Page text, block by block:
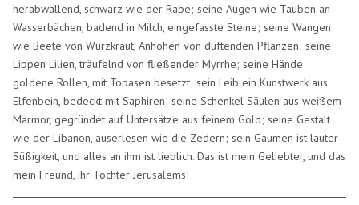
herabwallend, schwarz wie der Rabe; seine Augen wie Tauben an
Wasserbächen, badend in Milch, eingefasste Steine; seine Wangen
wie Beete von Würzkraut, Anhöhen von duftenden Pflanzen; seine
Lippen Lilien, träufelnd von fließender Myrrhe; seine Hände
goldene Rollen, mit Topasen besetzt; sein Leib ein Kunstwerk aus
Elfenbein, bedeckt mit Saphiren; seine Schenkel Säulen aus weißem
Marmor, gegründet auf Untersätze aus feinem Gold; seine Gestalt
wie der Libanon, auserlesen wie die Zedern; sein Gaumen ist lauter
Süßigkeit, und alles an ihm ist lieblich. Das ist mein Geliebter, und das
mein Freund, ihr Töchter Jerusalems!